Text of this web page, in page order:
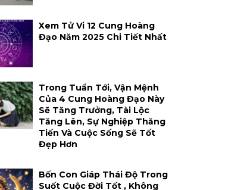
Xem Tử Vi 12 Cung Hoàng
Đạo Năm 2025 Chi Tiết Nhất
Trong Tuần Tới, Vận Mệnh
Của 4 Cung Hoàng Đạo Này
Sẽ Tăng Trưởng, Tài Lộc
Tăng Lên, Sự Nghiệp Thăng
Tiến Và Cuộc Sống Sẽ Tốt
Đẹp Hơn
Bốn Con Giáp Thái Độ Trong
Suốt Cuộc Đời Tốt , Không